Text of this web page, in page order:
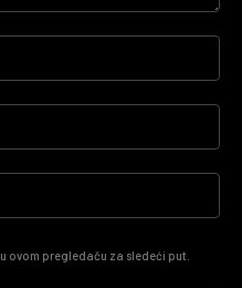
ovom pregledaču za sledeći put.